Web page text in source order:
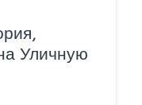
Уличную